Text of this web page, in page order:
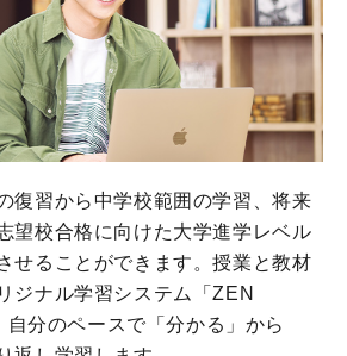
復習から中学校範囲の学習、将来
望校合格に向けた大学進学レベル
せることができます。授業と教材
ジナル学習システム「ZEN
自分のペースで「分かる」から